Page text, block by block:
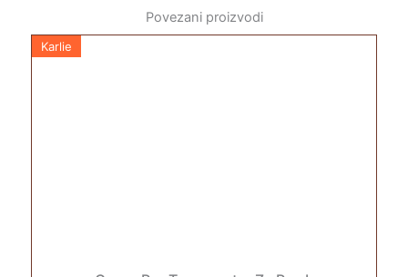
Povezani proizvodi
Karlie